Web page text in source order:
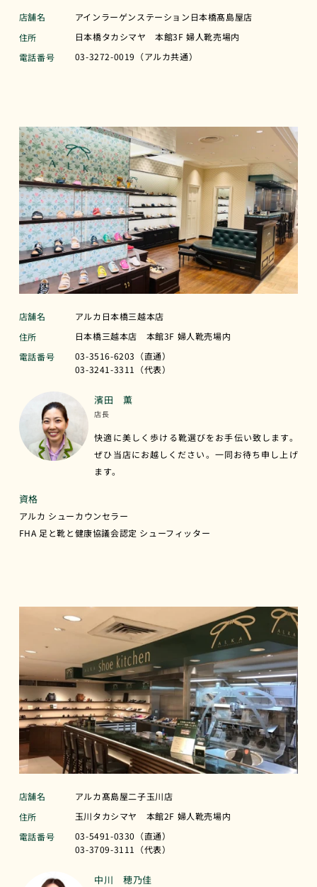
店舗名
アインラーゲンステーション日本橋髙島屋店
住所
日本橋タカシマヤ 本館3F 婦人靴売場内
電話番号
03-3272-0019（アルカ共通）
店舗名
アルカ日本橋三越本店
住所
日本橋三越本店 本館3F 婦人靴売場内
電話番号
03-3516-6203（直通）
03-3241-3311（代表）
濱田 薫
店長
快適に美しく歩ける靴選びをお手伝い致します。
ぜひ当店にお越しください。一同お待ち申し上げ
ます。
資格
アルカ シューカウンセラー
FHA 足と靴と健康協議会認定 シューフィッター
店舗名
アルカ髙島屋二子玉川店
住所
玉川タカシマヤ 本館2F 婦人靴売場内
電話番号
03-5491-0330（直通）
03-3709-3111（代表）
中川 穂乃佳